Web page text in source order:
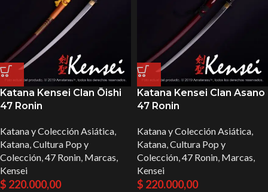
Katana Kensei Clan Ōishi
47 Ronin
Katana y Colección Asiática,
Katana,Cultura Pop y
Colección,47 Ronin, Marcas,
Kensei
$ 220.000,00
Katana Kensei Clan Asano
47 Ronin
Katana y Colección Asiática,
Katana,Cultura Pop y
Colección,47 Ronin, Marcas,
Kensei
$ 220.000,00